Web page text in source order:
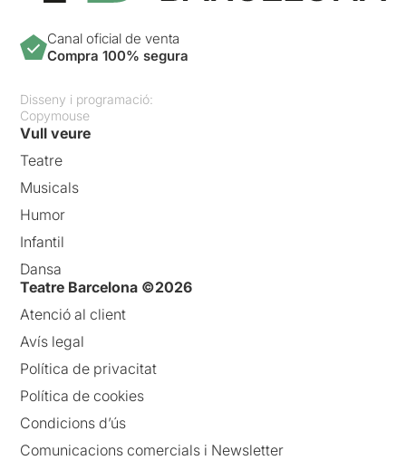
Canal oficial de venta
Compra 100% segura
Disseny i programació:
Copymouse
Vull veure
Teatre
Musicals
Humor
Infantil
Dansa
Teatre Barcelona ©2026
Atenció al client
Avís legal
Política de privacitat
Política de cookies
Condicions d’ús
Comunicacions comercials i Newsletter